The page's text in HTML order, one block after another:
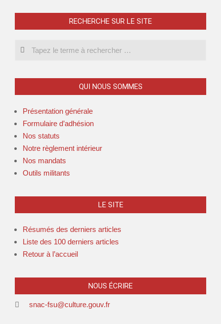
RECHERCHE SUR LE SITE
QUI NOUS SOMMES
Présentation générale
Formulaire d’adhésion
Nos statuts
Notre règlement intérieur
Nos mandats
Outils militants
LE SITE
Résumés des derniers articles
Liste des 100 derniers articles
Retour à l’accueil
NOUS ÉCRIRE
snac-fsu@culture.gouv.fr